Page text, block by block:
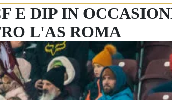
E DIP IN
L'AS ROMA